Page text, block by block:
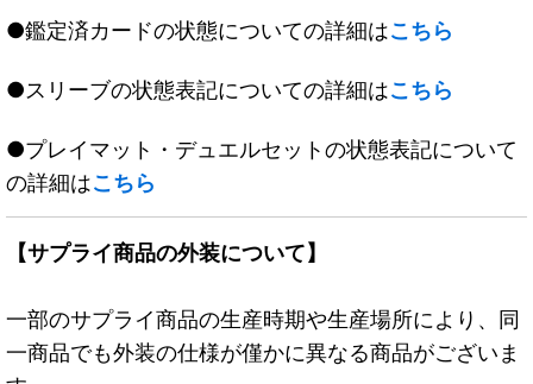
●鑑定済カードの状態についての詳細はこちら
●スリーブの状態表記についての詳細はこちら
●プレイマット・デュエルセットの状態表記について
の詳細はこちら
【サプライ商品の外装について】
一部のサプライ商品の生産時期や生産場所により、同
一商品でも外装の仕様が僅かに異なる商品がございま